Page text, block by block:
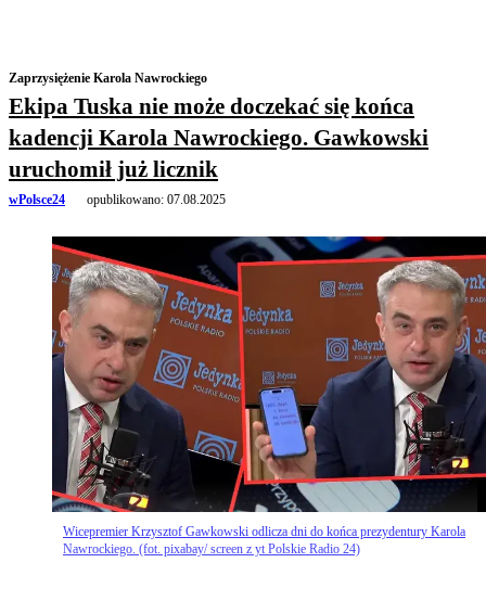
Zaprzysiężenie Karola Nawrockiego
Ekipa Tuska nie może doczekać się końca
kadencji Karola Nawrockiego. Gawkowski
uruchomił już licznik
wPolsce24 opublikowano: 07.08.2025
Wicepremier Krzysztof Gawkowski odlicza dni do końca prezydentury Karola
Nawrockiego. (fot. pixabay/ screen z yt Polskie Radio 24)